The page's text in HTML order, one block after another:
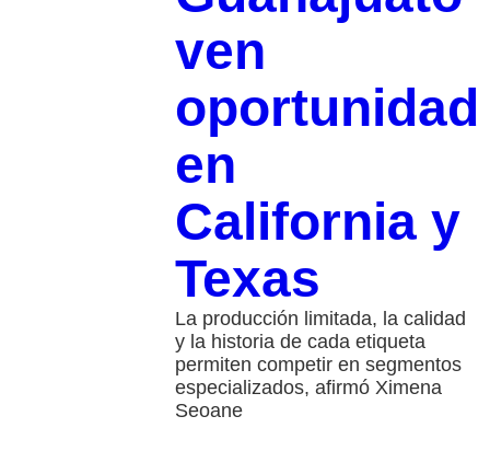
ven
oportunidad
en
California y
Texas
La producción limitada, la calidad
y la historia de cada etiqueta
permiten competir en segmentos
especializados, afirmó Ximena
Seoane